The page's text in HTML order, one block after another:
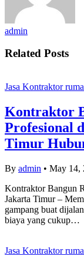
admin
Related Posts
Jasa Kontraktor
Kontraktor
Profesional
Timur
By admin • May 14,
Kontraktor Bangun
Jakarta Timur –
gampang buat
biaya yang cukup…
Jasa Kontraktor